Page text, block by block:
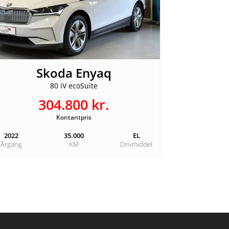
Skoda Enyaq
80 iV ecoSuite
304.800 kr.
Kontantpris
2022
Årgang
35.000
KM
EL
Drivmiddel